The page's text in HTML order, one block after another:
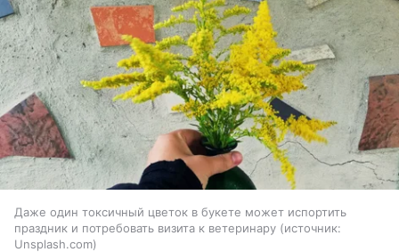
Даже один токсичный цветок в букете может испортить
праздник и потребовать визита к ветеринару
источник:
Unsplash.com